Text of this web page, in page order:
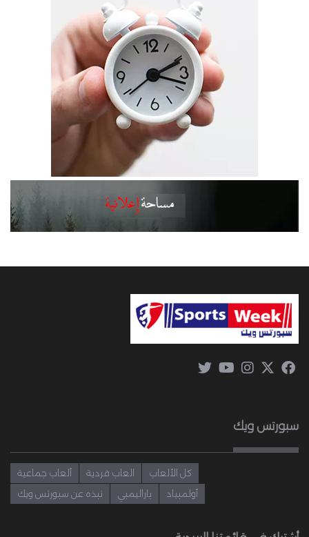
سبورتس ويك
ألعاب جماعية العاب فردية
كل الألعاب
نبذه عن سبورتس ويك
باراليمبي أولمبياد